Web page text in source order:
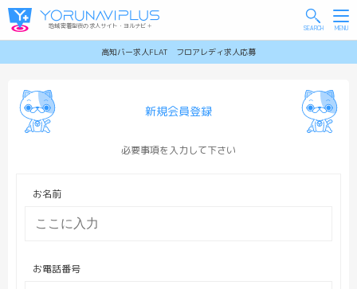
高知バー求人FLAT フロアレディ求人応募
地域密着型夜の求人サイト・ヨルナビ＋
新規会員登録
必要事項を入力して下さい
お名前
お電話番号